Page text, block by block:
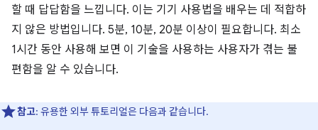
할 때 답답함을 느낍니다. 이는 기기 사용법을 배우는 데 적합하
지 않은 방법입니다. 5분, 10분, 20분 이상이 필요합니다. 최소
1시간 동안 사용해 보면 이 기술을 사용하는 사용자가 겪는 불
편함을 알 수 있습니다.
참고: 유용한 외부 튜토리얼은 다음과 같습니다.